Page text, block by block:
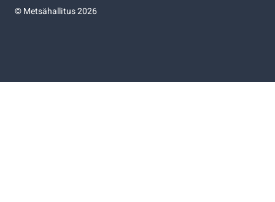
©Metsähallitus 2026